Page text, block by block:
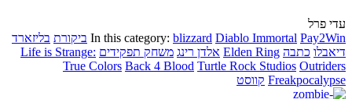
עדי פרל
In this category: blizzard Diablo Immortal Pay2Win ביקורת בליזארד
דיאבלו כתבה Elden Ring אלדן רינג משחק תפקידים Life is Strange:
True Colors Back 4 Blood Turtle Rock Studios Outriders
Freakpocalypse קווסט